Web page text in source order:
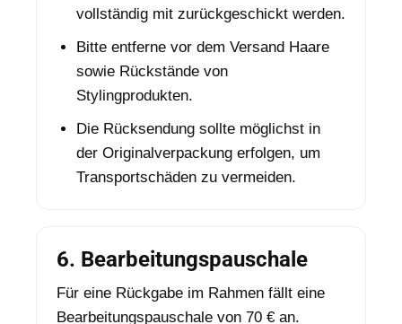
vollständig mit zurückgeschickt werden.
Bitte entferne vor dem Versand Haare
sowie Rückstände von
Stylingprodukten.
Die Rücksendung sollte möglichst in
der Originalverpackung erfolgen, um
Transportschäden zu vermeiden.
6. Bearbeitungspauschale
Für eine Rückgabe im Rahmen fällt eine
Bearbeitungspauschale von 70 € an.